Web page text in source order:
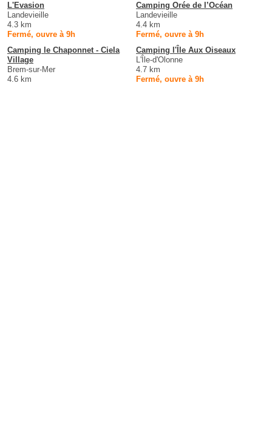
L'Evasion
Landevieille
4.3 km
Fermé, ouvre à 9h
Camping Orée de l’Océan
Landevieille
4.4 km
Fermé, ouvre à 9h
Camping le Chaponnet - Ciela
Village
Brem-sur-Mer
4.6 km
Camping l'Île Aux Oiseaux
L'Île-d'Olonne
4.7 km
Fermé, ouvre à 9h